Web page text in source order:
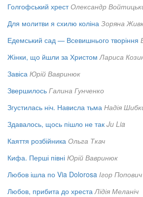
Голгофський хрест Олександр
Для молитви я схилю коліна Зоряна
Едемський сад — Всевишнього творіння
Жінки, що йшли за Христом Лариса
Завіса Юрій Вавринюк
Звершилось Галина Гунченко
Згустилась ніч. Нависла тьма Надія
Здавалось, щось пішло не так Ju Lia
Каяття розбійника Ольга Ткач
Кифа. Перші півні Юрій Вавринюк
Любов ішла по Via Dolorosa Ігор Попович
Любов, прибита до хреста Лідія Меланіч